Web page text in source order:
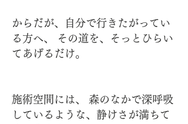
からだが、自分で行きたがってい
る方へ、 その道を、そっとひらい
てあげるだけ。
施術空間には、 森のなかで深呼吸
しているような、静けさが満ちて